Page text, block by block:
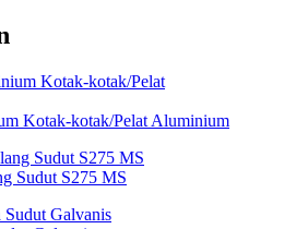
Kotak-kotak/Pelat Aluminium
Sudut S275 MS